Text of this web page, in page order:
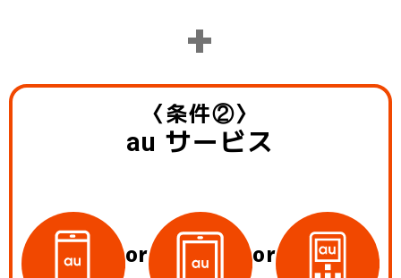
+
〈条件②〉
au サービス
or or